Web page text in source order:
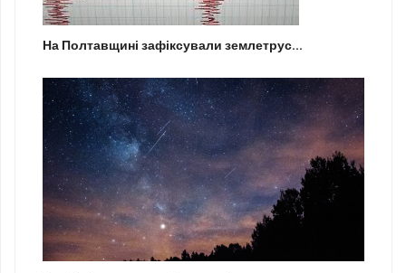
На Полтавщині зафіксували землетрус...